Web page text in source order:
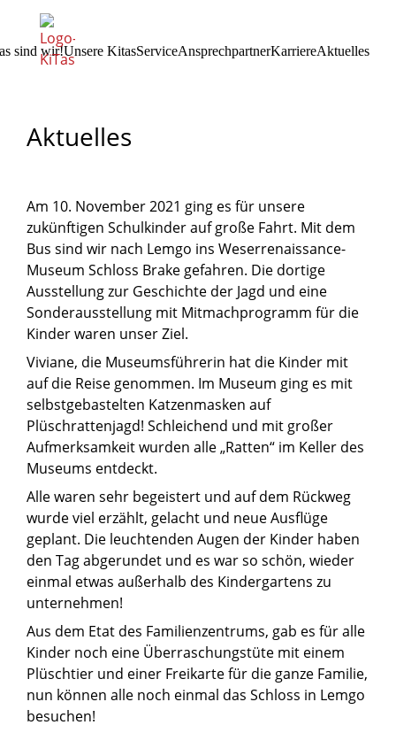
sind wir!Unsere KitasServiceAnsprechpartnerKarriereAktuelles
15.11.2021
Aktuelles
Am 10. November 2021 ging es für unsere
zukünftigen Schulkinder auf große Fahrt. Mit dem
Bus sind wir nach Lemgo ins Weserrenaissance-
Museum Schloss Brake gefahren. Die dortige
Ausstellung zur Geschichte der Jagd und eine
Sonderausstellung mit Mitmachprogramm für die
Kinder waren unser Ziel.
Viviane, die Museumsführerin hat die Kinder mit
auf die Reise genommen. Im Museum ging es mit
selbstgebastelten Katzenmasken auf
Plüschrattenjagd! Schleichend und mit großer
Aufmerksamkeit wurden alle „Ratten“ im Keller des
Museums entdeckt.
Alle waren sehr begeistert und auf dem Rückweg
wurde viel erzählt, gelacht und neue Ausflüge
geplant. Die leuchtenden Augen der Kinder haben
den Tag abgerundet und es war so schön, wieder
einmal etwas außerhalb des Kindergartens zu
unternehmen!
Aus dem Etat des Familienzentrums, gab es für alle
Kinder noch eine Überraschungstüte mit einem
Plüschtier und einer Freikarte für die ganze Familie,
nun können alle noch einmal das Schloss in Lemgo
besuchen!